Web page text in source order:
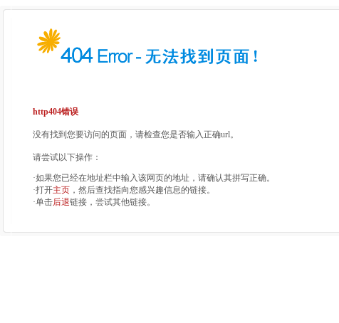
http404错误
没有找到您要访问的页面，请检查您是否输入正确url。
请尝试以下操作：
·如果您已经在地址栏中输入该网页的地址，请确认其拼写正确。
·打开主页 ，然后查找指向您感兴趣信息的链接。
·单击后退链接，尝试其他链接。